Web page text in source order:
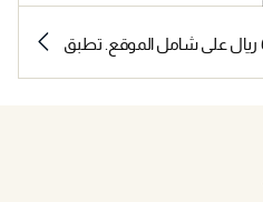
عند التسوق بقيمة 699 ريال على شامل الموقع. تطبق